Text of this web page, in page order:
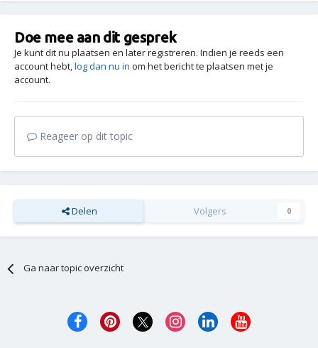
Doe mee aan dit gesprek
Je kunt dit nu plaatsen en later registreren. Indien je reeds een
account hebt,log dan nu in om het bericht te plaatsen met je
account.
Reageer op dit topic
Delen Volgers 0
Ga naar topic overzicht